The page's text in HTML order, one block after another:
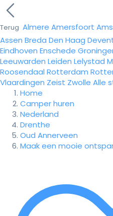
Terug Almere Amersfoort
Assen Breda Den Haag
Eindhoven Enschede
Leeuwarden Leiden Lelystad
Roosendaal Rotterdam
Vlaardingen Zeist Zwolle Alle
Home
Camper huren
Nederland
Drenthe
Oud Annerveen
Maak een mooie